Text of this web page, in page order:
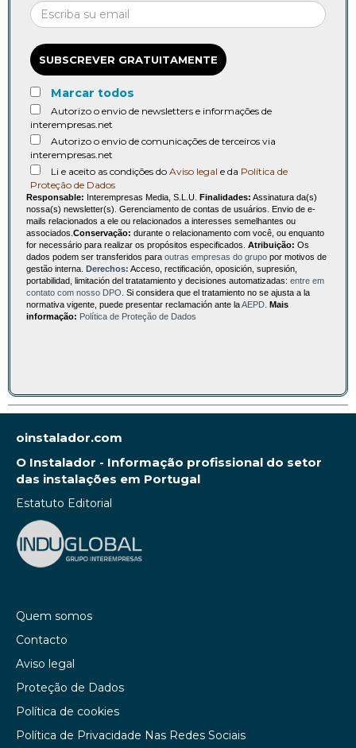
SUBSCREVER GRATUITAMENTE
Marcar todos
Autorizo o envio de newsletters e informações de
interempresas.net
Autorizo o envio de comunicações de terceiros via
interempresas.net
Li e aceito as condições do Aviso legal e da Política de
Proteção de Dados
Responsable: Interempresas Media, S.L.U. Finalidades: Assinatura da(s)
nossa(s) newsletter(s). Gerenciamento de contas de usuários. Envio de e-
mails relacionados a ele ou relacionados a interesses semelhantes ou
associados. Conservação: durante o relacionamento com você, ou enquanto
for necessário para realizar os propósitos especificados. Atribuição: Os
dados podem ser transferidos para outras empresas do grupo por motivos de
gestão interna. Derechos: Acceso, rectificación, oposición, supresión,
portabilidad, limitación del tratatamiento y decisiones automatizadas: entre em
contato com nosso DPO . Si considera que el tratamiento no se ajusta a la
normativa vigente, puede presentar reclamación ante laAEPD Mais
informação: Política de Proteção de Dados
oinstalador.com
O Instalador - Informação profissional do setor
das instalações em Portugal
Estatuto Editorial
Quem somos
Contacto
Aviso legal
Proteção de Dados
Política de cookies
Política de Privacidade Nas Redes Sociais